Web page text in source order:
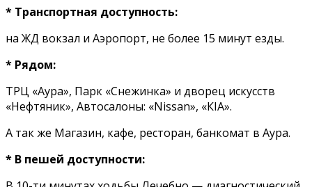
* Транспортная доступность:
на ЖД вокзал и Аэропорт, не более 15 минут езды.
* Рядом:
ТРЦ «Аура», Парк «Снежинка» и дворец искусств
«Нефтяник», Автосалоны: «Nissan», «КIА».
А так же Магазин, кафе, ресторан, банкомат в Аура.
* В пешей доступности: